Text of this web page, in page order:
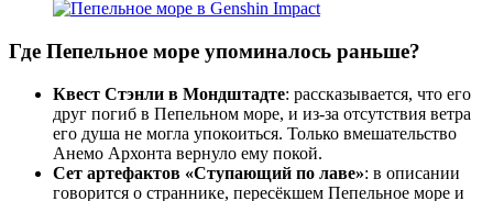
Где Пепельное море упоминалось раньше?
Квест Стэнли в Мондштадте: рассказывается, что его
друг погиб в Пепельном море, и из-за отсутствия ветра
его душа не могла упокоиться. Только вмешательство
Анемо Архонта вернуло ему покой.
Сет артефактов «Ступающий по лаве»: в описании
говорится о страннике, пересёкшем Пепельное море и